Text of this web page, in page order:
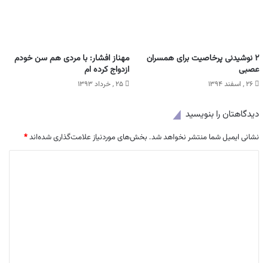
۲ نوشیدنی پرخاصیت برای همسران
عصبی
۲۶ , اسفند ۱۳۹۴
مهناز افشار: با مردی هم سن خودم
ازدواج کرده ام
۲۵ , خرداد ۱۳۹۳
دیدگاهتان را بنویسید
نشانی ایمیل شما منتشر نخواهد شد. بخش‌های موردنیاز علامت‌گذاری شده‌اند*